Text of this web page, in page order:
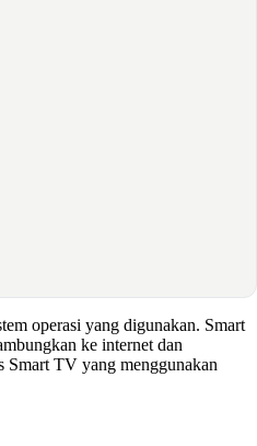
operasi yang digunakan. Smart
ke internet dan
Smart TV yang menggunakan